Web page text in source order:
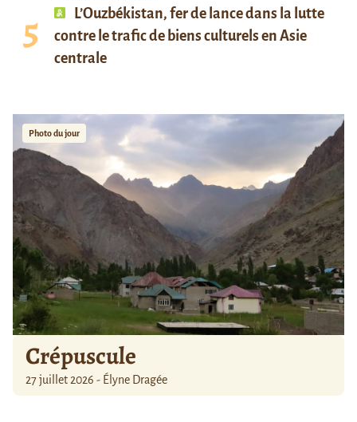
L’Ouzbékistan, fer de lance dans la lutte
contre le trafic de biens culturels en Asie
centrale
Photo du jour
Crépuscule
27 juillet 2026 - Élyne Dragée